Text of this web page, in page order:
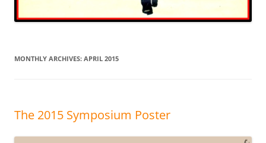
MONTHLY ARCHIVES: APRIL 2015
The 2015 Symposium Poster